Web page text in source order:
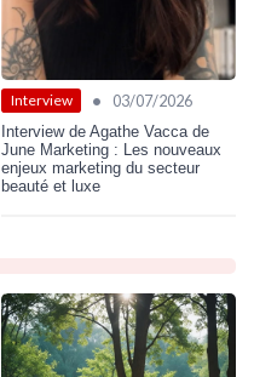
Interview • 03/07/2026
Interview de Agathe Vacca de
June Marketing : Les nouveaux
enjeux marketing du secteur
beauté et luxe